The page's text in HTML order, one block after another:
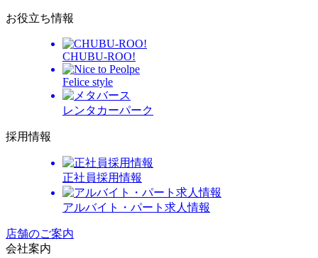
お役立ち情報
CHUBU-ROO!
Felice style
レンタカーパーク
採用情報
正社員採用情報
アルバイト・パート求人情報
店舗のご案内
会社案内